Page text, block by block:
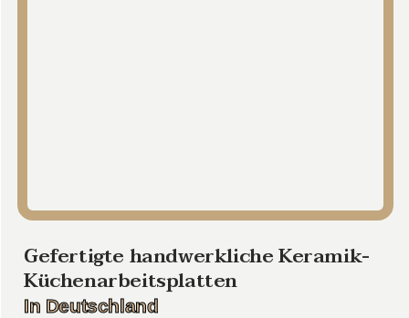
Gefertigte handwerkliche Keramik-
Küchenarbeitsplatten
In Deutschland